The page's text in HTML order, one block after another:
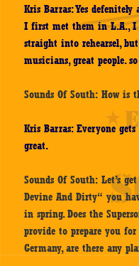
Kris Barras: Yes
I first met them in L.A., I
straight into rehearsel,
musicians, great people.
Sounds Of South: How is
Kris Barras: Everyone
great.
Sounds Of South: Let’s
Devine And Dirty“ you
in spring. Does the
provide to prepare you
Germany, are there any